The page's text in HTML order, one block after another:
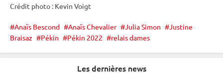
Crédit photo : Kevin Voigt
Anaïs Bescond Anaïs Chevalier Julia Simon
Justine
Braisaz
Pékin Pékin 2022 relais dames
Les dernières news